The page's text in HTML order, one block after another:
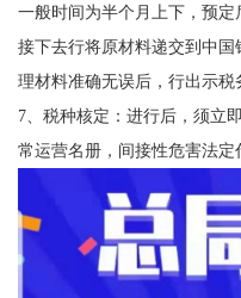
一般时间为半个月上下，预定
接下去行将原材料递交到中
理材料准确无误后，行出示税
7、税种核定：进行后，须立
常运营名册，间接性危害法定